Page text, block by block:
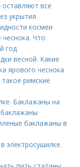
все
укрытия
космеи
Что
год
весной. Какие
ярового чеснока
римские
Баклажаны на
баклажаны в
электросушилке.